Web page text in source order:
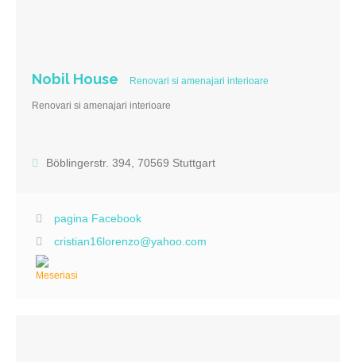
Nobil House Renovari si amenajari interioare
Renovari si amenajari interioare
Böblingerstr. 394, 70569 Stuttgart
pagina Facebook
cristian16lorenzo@yahoo.com